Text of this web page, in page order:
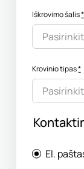
Iškrovimo šalis*
Krovinio tipas*
El.